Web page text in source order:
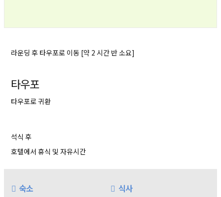
라운딩 후 타우포로 이동 [약 2 시간 반 소요]
타우포
타우포로 귀환
석식 후
호텔에서 휴식 및 자유시간
숙소 식사